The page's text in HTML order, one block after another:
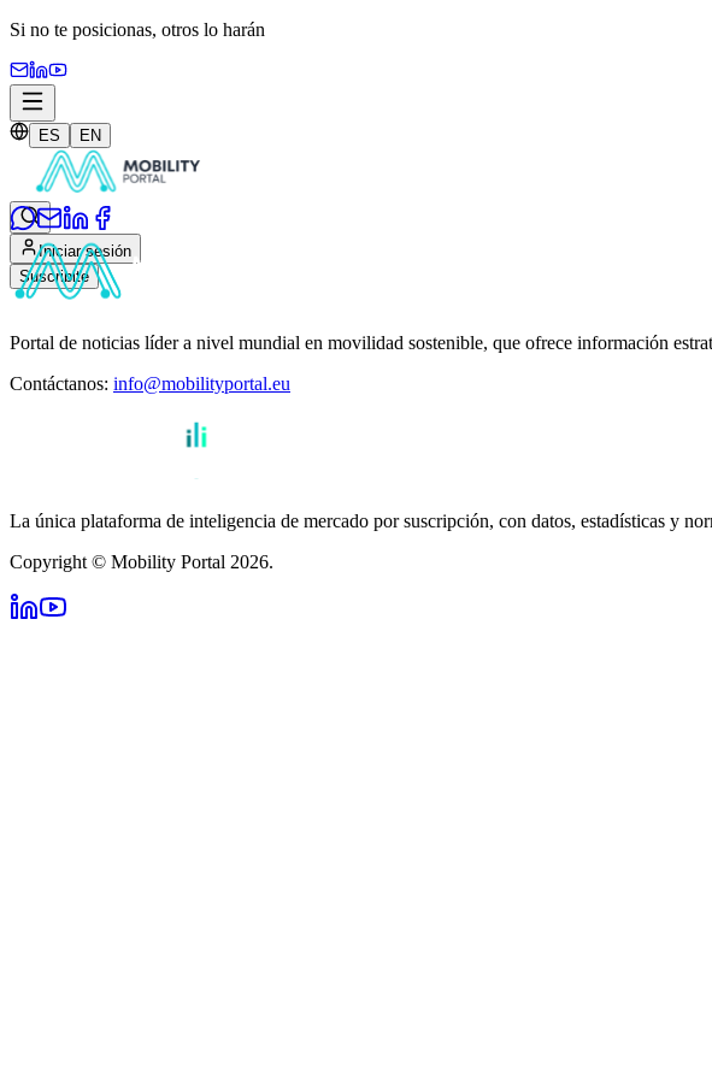
Si no te posicionas, otros lo harán
ES EN
Iniciar sesión
Suscribite
Portal de noticias líder a nivel mundial en movilidad sostenible, que ofrece información
Contáctanos: info@mobilityportal.eu
La única plataforma de inteligencia de mercado por suscripción, con datos, estadísticas y
Copyright © Mobility Portal 2026.